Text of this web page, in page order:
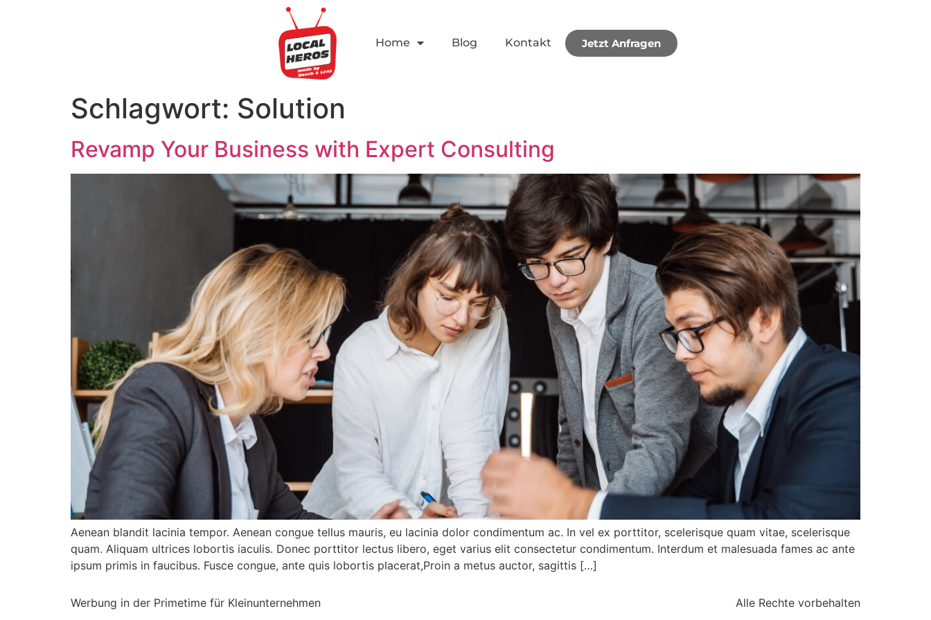
Home Blog Kontakt Jetzt Anfragen
Schlagwort: Solution
Revamp Your Business with Expert Consulting
Aenean blandit lacinia tempor. Aenean congue tellus mauris, eu lacinia dolor condimentum ac. In vel ex porttitor, scelerisque quam vitae, scelerisque
quam. Aliquam ultrices lobortis iaculis. Donec porttitor lectus libero, eget varius elit consectetur condimentum. Interdum et malesuada fames ac ante
ipsum primis in faucibus. Fusce congue, ante quis lobortis placerat,Proin a metus auctor, sagittis […]
Werbung in der Primetime für Kleinunternehmen Alle Rechte vorbehalten